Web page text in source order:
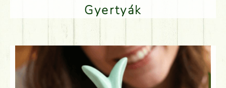
Gyertyák